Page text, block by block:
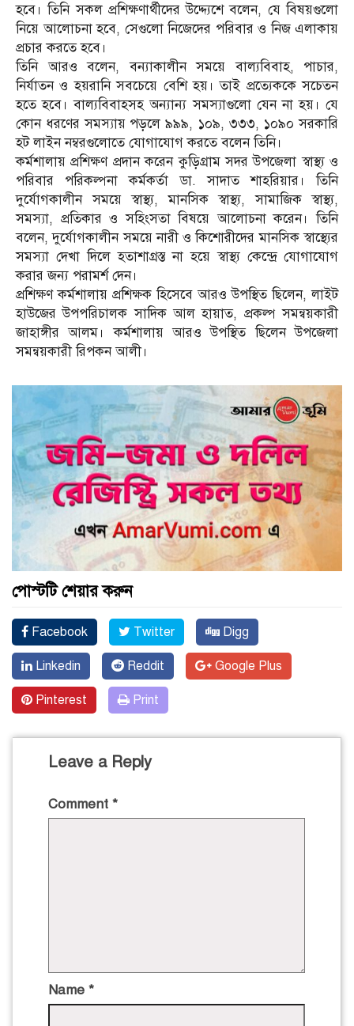
হবে। তিনি সকল প্রশিক্ষণার্থীদের উদ্দ্যেশে বলেন, যে বিষয়গুলো
নিয়ে আলোচনা হবে, সেগুলো নিজেদের পরিবার ও নিজ এলাকায়
প্রচার করতে হবে।
তিনি আরও বলেন, বন্যাকালীন সময়ে বাল্যবিবাহ, পাচার,
নির্যাতন ও হয়রানি সবচেয়ে বেশি হয়। তাই প্রত্যেককে সচেতন
হতে হবে। বাল্যবিবাহসহ অন্যান্য সমস্যাগুলো যেন না হয়। যে
কোন ধরণের সমস্যায় পড়লে ৯৯৯, ১০৯, ৩৩৩, ১০৯০ সরকারি
হট লাইন নম্বরগুলোতে যোগাযোগ করতে বলেন তিনি।
কর্মশালায় প্রশিক্ষণ প্রদান করেন কুড়িগ্রাম সদর উপজেলা স্বাস্থ্য ও
পরিবার পরিকল্পনা কর্মকর্তা ডা. সাদাত শাহরিয়ার। তিনি
দুর্যোগকালীন সময়ে স্বাস্থ্য, মানসিক স্বাস্থ্য, সামাজিক স্বাস্থ্য,
সমস্যা, প্রতিকার ও সহিংসতা বিষয়ে আলোচনা করেন। তিনি
বলেন, দুর্যোগকালীন সময়ে নারী ও কিশোরীদের মানসিক স্বাস্থ্যের
সমস্যা দেখা দিলে হতাশাগ্রস্ত না হয়ে স্বাস্থ্য কেন্দ্রে যোগাযোগ
করার জন্য পরামর্শ দেন।
প্রশিক্ষণ কর্মশালায় প্রশিক্ষক হিসেবে আরও উপস্থিত ছিলেন, লাইট
হাউজের উপপরিচালক সাদিক আল হায়াত, প্রকল্প সমন্বয়কারী
জাহাঙ্গীর আলম। কর্মশালায় আরও উপস্থিত ছিলেন উপজেলা
সমন্বয়কারী রিপকন আলী।
পোস্টটি শেয়ার করুন
Facebook Twitter Digg
Linkedin Reddit Google Plus
Pinterest Print
Leave a Reply
Comment *
Name *